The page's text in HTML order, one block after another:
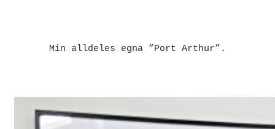
Min alldeles egna ”Port Arthur”.